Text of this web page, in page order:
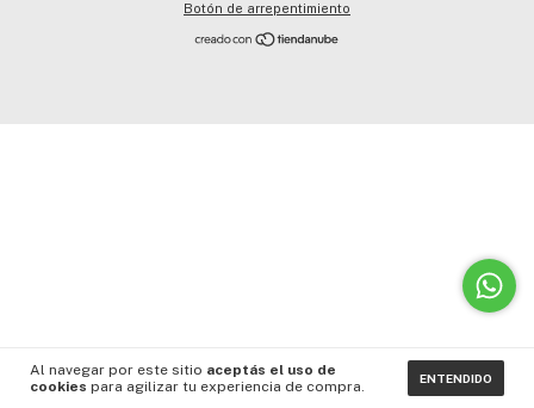
Al navegar por este sitio aceptás el uso de
cookies para agilizar tu experiencia de compra. ENTENDIDO
Botón de arrepentimiento